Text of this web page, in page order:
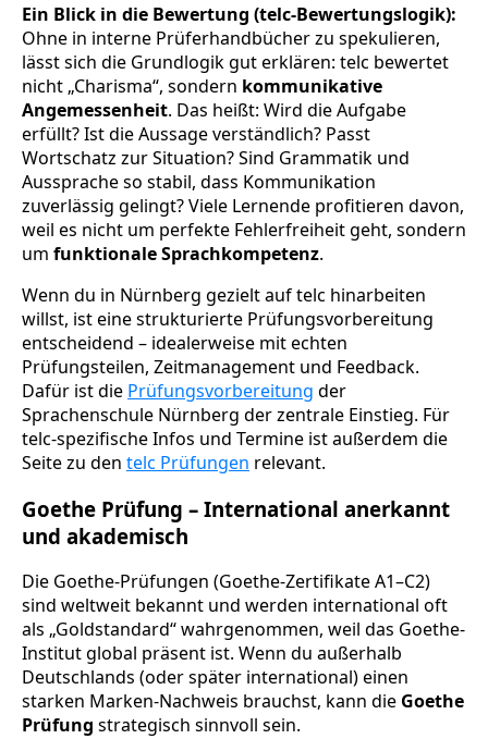
Ein Blick in die Bewertung (telc-Bewertungslogik):
Ohne in interne Prüferhandbücher zu spekulieren,
lässt sich die Grundlogik gut erklären: telc bewertet
nicht „Charisma“, sondern kommunikative
Angemessenheit. Das heißt: Wird die Aufgabe
erfüllt? Ist die Aussage verständlich? Passt
Wortschatz zur Situation? Sind Grammatik und
Aussprache so stabil, dass Kommunikation
zuverlässig gelingt? Viele Lernende profitieren davon,
weil es nicht um perfekte Fehlerfreiheit geht, sondern
um funktionale Sprachkompetenz.
Wenn du in Nürnberg gezielt auf telc hinarbeiten
willst, ist eine strukturierte Prüfungsvorbereitung
entscheidend – idealerweise mit echten
Prüfungsteilen, Zeitmanagement und Feedback.
Dafür ist die Prüfungsvorbereitung der
Sprachenschule Nürnberg der zentrale Einstieg. Für
telc-spezifische Infos und Termine ist außerdem die
Seite zu den telc Prüfungen relevant.
Goethe Prüfung – International anerkannt
und akademisch
Die Goethe-Prüfungen (Goethe-Zertifikate A1–C2)
sind weltweit bekannt und werden international oft
als „Goldstandard“ wahrgenommen, weil das Goethe-
Institut global präsent ist. Wenn du außerhalb
Deutschlands (oder später international) einen
starken Marken-Nachweis brauchst, kann die Goethe
Prüfung strategisch sinnvoll sein.